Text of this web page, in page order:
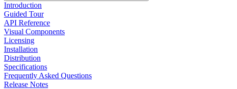
Introduction
Guided Tour
API Reference
Visual Components
Licensing
Installation
Distribution
Specifications
Frequently Asked Questions
Release Notes